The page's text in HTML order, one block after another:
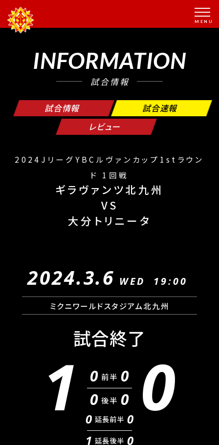
INFORMATION
試合情報
試合情報
試合速報
レビュー
2024JリーグYBCルヴァンカップ1stラウン
ド 1回戦
ギラヴァンツ北九州
VS
大分トリニータ
2024.3.6 WED 19:00
ミクニワールドスタジアム北九州
試合終了
1 0 前半 0
0 後半 0
0 延長前半 0
1 延長後半 0
0